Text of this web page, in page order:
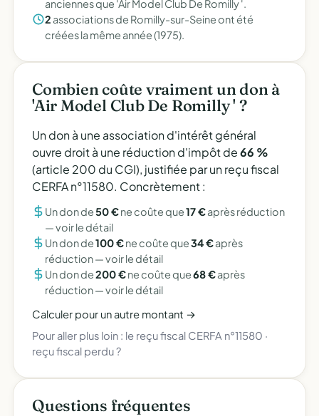
anciennes que 'Air Model Club De Romilly '.
2 associations de Romilly-sur-Seine ont été
créées la même année (1975).
Combien coûte vraiment un don à
'Air Model Club De Romilly ' ?
Un don à une association d'intérêt général
ouvre droit à une réduction d'impôt de66 %
(article 200 du CGI), justifiée par un reçu fiscal
CERFA n°11580. Concrètement :
Un don de50 €ne coûte que17 €après réduction
—voir le détail
Un don de100 €ne coûte que34 €après
réduction —voir le détail
Un don de200 €ne coûte que68 €après
réduction —voir le détail
Calculer pour un autre montant →
Pour aller plus loin : le reçu fiscal CERFA n°11580 ·
reçu fiscal perdu ?
Questions fréquentes